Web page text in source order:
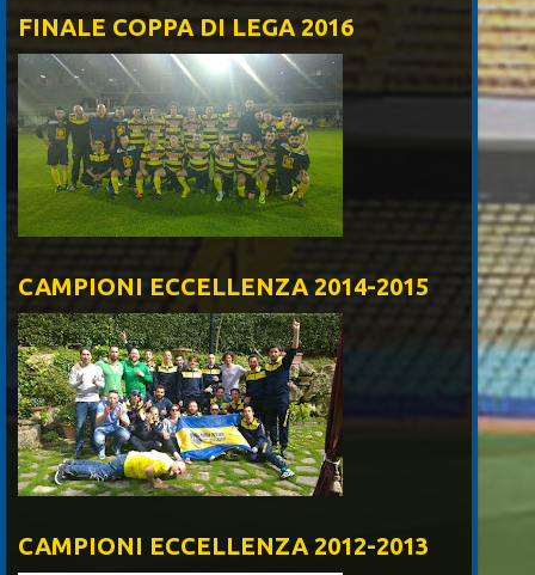
FINALE COPPA DI LEGA 2016
CAMPIONI ECCELLENZA 2014-2015
CAMPIONI ECCELLENZA 2012-2013